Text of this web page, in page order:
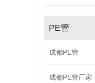
PE管
成都PE管
成都PE管厂家